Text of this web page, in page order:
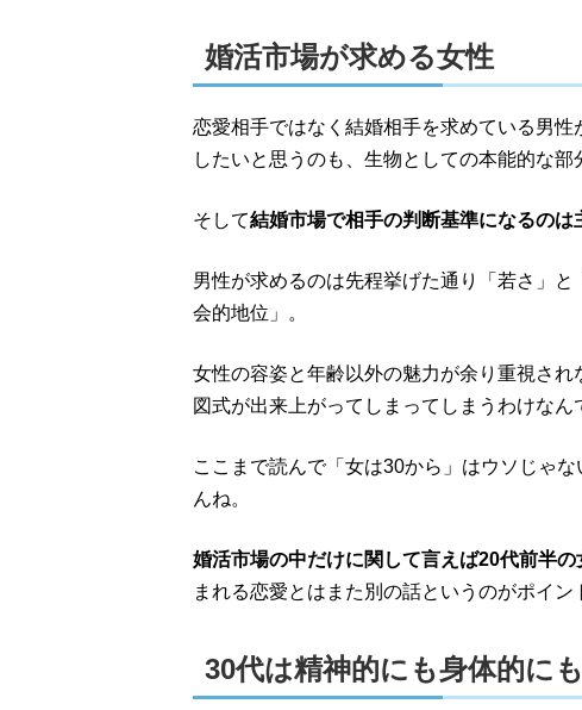
婚活市場が求める女性
恋愛相手ではなく結婚相手を求めている男
したいと思うのも、生物としての本能的な部
そして結婚市場で相手の判断基準になるのは
男性が求めるのは先程挙げた通り「若さ」
会的地位」。
女性の容姿と年齢以外の魅力が余り重視され
図式が出来上がってしまってしまうわけなん
ここまで読んで「女は30から」はウソじゃ
んね。
婚活市場の中だけに関して言えば20代前半の
まれる恋愛とはまた別の話というのがポイン
30代は精神的にも身体的に